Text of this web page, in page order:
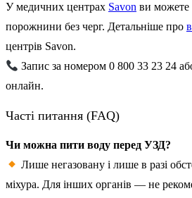
У медичних центрах Savon ви можете
порожнини без черг. Детальніше про
центрів Savon.
Запис за номером 0 800 33 23 24
онлайн.
Часті питання (FAQ)
Чи можна пити воду перед УЗД?
Лише негазовану і лише в разі
міхура. Для інших органів — не